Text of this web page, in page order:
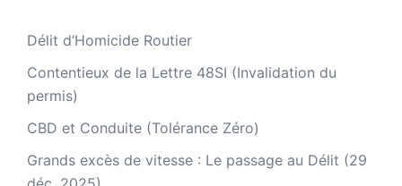
Délit d’Homicide Routier
Contentieux de la Lettre 48SI (Invalidation du
permis)
CBD et Conduite (Tolérance Zéro)
Grands excès de vitesse : Le passage au Délit (29